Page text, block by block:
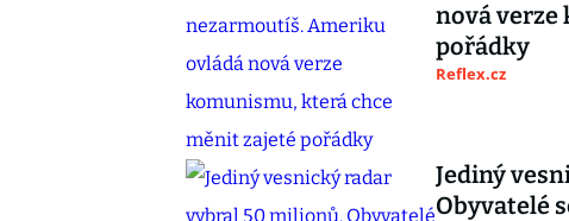
nová verze
pořádky
Reflex.cz
Jediný
Obyvatelé